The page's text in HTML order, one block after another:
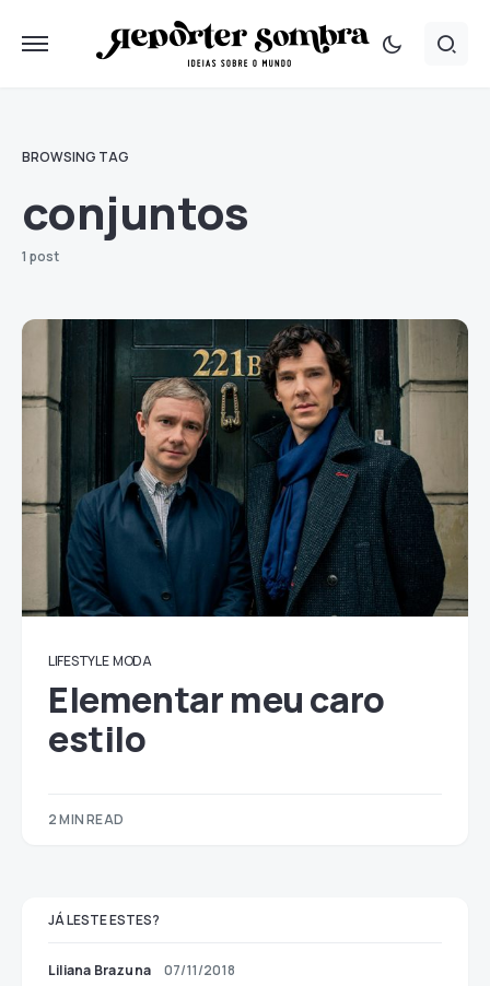
BROWSING TAG
conjuntos
1 post
LIFESTYLE MODA
Elementar meu caro
estilo
2 MIN READ
JÁ LESTE ESTES?
Liliana Brazuna 07/11/2018